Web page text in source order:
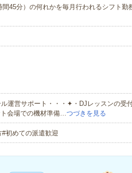
45分）の何れかを毎月行われるシフト勤
運営サポート・・・✦・DJレッスンの受
会場での機材準備…つづきを見る
初めての派遣歓迎